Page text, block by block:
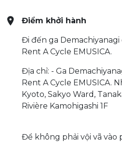
Điểm khởi hành
Đi đến ga Demachiyanagi
Rent A Cycle EMUSICA.
Địa chỉ: - Ga
Rent A Cycle EMUSICA.
Kyoto, Sakyo Ward,
Rivière Kamohigashi 1F
Để không phải vội vã vào